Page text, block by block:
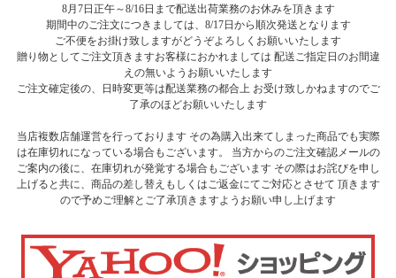
8月7日正午～8/16日まで配送出荷業務のお休みを頂きます
期間中のご注文につきましては、8/17日から順次発送となります
ご不便をお掛け致しますがどうぞよろしくお願いいたします
贈り物としてご注文頂きますお客様におかれましては 配送ご指定日のお間違
えの無いようお願いいたします
ご注文確定後の、日時変更等は配送業務の都合上 お受け致しかねますのでご
了承のほどお願いいたします
当店複数店舗運営を行っております その為購入出来てしまった商品でも実際
は在庫切れになっている場合もございます。 当方からのご注文確認メールの
ご案内の後に、在庫切れが発覚する場合もございます その際はお詫びを申し
上げると共に、商品の差し替えもしくはご返金にてご対応とさせて 頂きます
ので予めご理解とご了承頂きますようお願い申し上げます